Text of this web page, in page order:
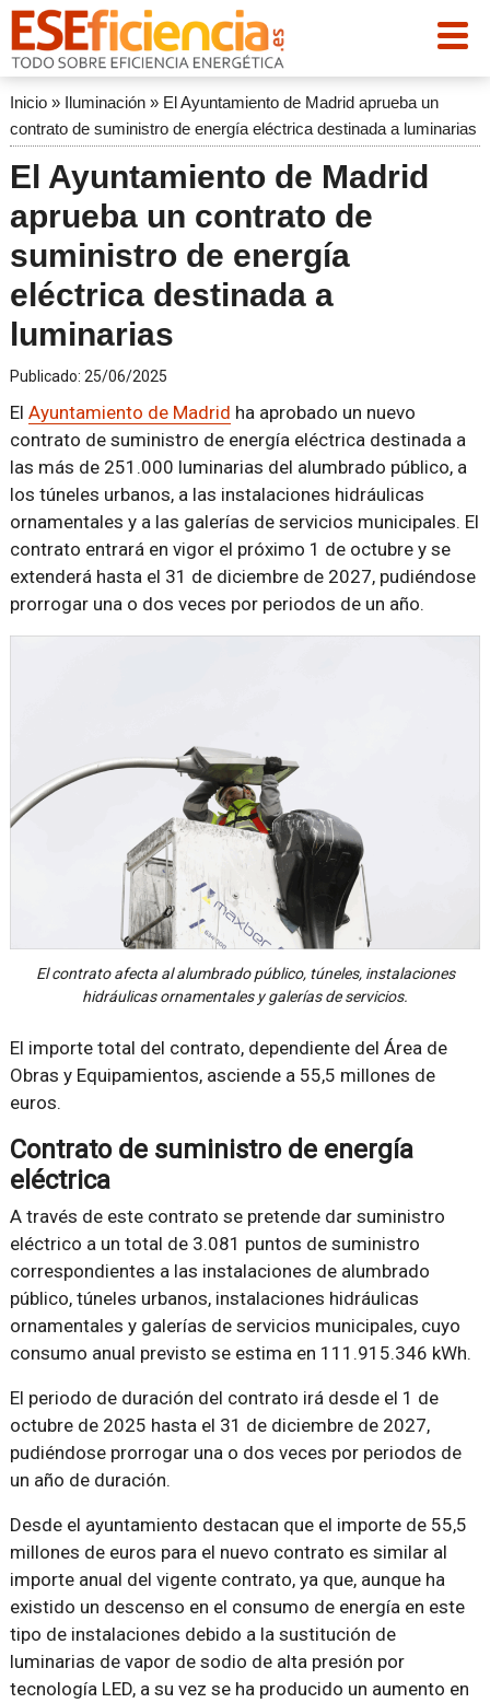
Inicio» Iluminación» El Ayuntamiento de Madrid aprueba un
contrato de suministro de energía eléctrica destinada a luminarias
El Ayuntamiento de Madrid
aprueba un contrato de
suministro de energía
eléctrica destinada a
luminarias
Publicado: 25/06/2025
El Ayuntamiento de Madrid ha aprobado un nuevo
contrato de suministro de energía eléctrica destinada a
las más de 251.000 luminarias del alumbrado público, a
los túneles urbanos, a las instalaciones hidráulicas
ornamentales y a las galerías de servicios municipales. El
contrato entrará en vigor el próximo 1 de octubre y se
extenderá hasta el 31 de diciembre de 2027, pudiéndose
prorrogar una o dos veces por periodos de un año.
El contrato afecta al alumbrado público, túneles, instalaciones
hidráulicas ornamentales y galerías de servicios.
El importe total del contrato, dependiente del Área de
Obras y Equipamientos, asciende a 55,5 millones de
euros.
Contrato de suministro de energía
eléctrica
A través de este contrato se pretende dar suministro
eléctrico a un total de 3.081 puntos de suministro
correspondientes a las instalaciones de alumbrado
público, túneles urbanos, instalaciones hidráulicas
ornamentales y galerías de servicios municipales, cuyo
consumo anual previsto se estima en 111.915.346 kWh.
El periodo de duración del contrato irá desde el 1 de
octubre de 2025 hasta el 31 de diciembre de 2027,
pudiéndose prorrogar una o dos veces por periodos de
un año de duración.
Desde el ayuntamiento destacan que el importe de 55,5
millones de euros para el nuevo contrato es similar al
importe anual del vigente contrato, ya que, aunque ha
existido un descenso en el consumo de energía en este
tipo de instalaciones debido a la sustitución de
luminarias de vapor de sodio de alta presión por
tecnología LED, a su vez se ha producido un aumento en